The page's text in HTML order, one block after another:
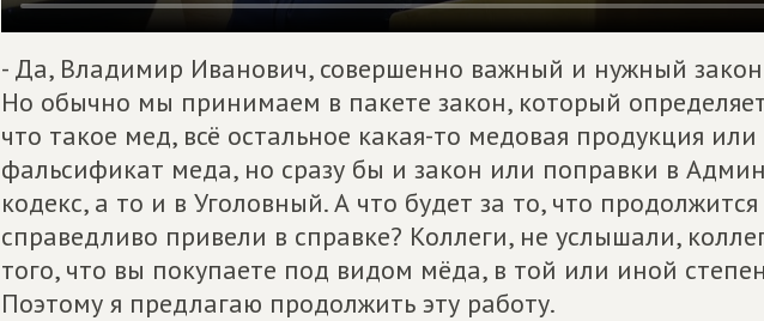
- Да, Владимир Иванович, совершенно важный и нужный
Но обычно мы принимаем в пакете закон, который
что такое мед, всё остальное какая-то медовая продукция
фальсификат меда, но сразу бы и закон или поправки в
кодекс, а то и в Уголовный. А что будет за то, что
справедливо привели в справке? Коллеги, не услышали,
того, что вы покупаете под видом мёда, в той или иной
Поэтому я предлагаю продолжить эту работу.